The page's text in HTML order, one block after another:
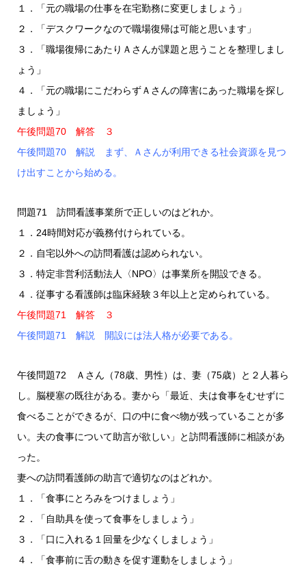
１．「元の職場の仕事を在宅勤務に変更しましょう」
２．「デスクワークなので職場復帰は可能と思います」
３．「職場復帰にあたりＡさんが課題と思うことを整理しまし
ょう」
４．「元の職場にこだわらずＡさんの障害にあった職場を探し
ましょう」
午後問題70 解答 ３
午後問題70 解説 まず、Ａさんが利用できる社会資源を見つ
け出すことから始める。
問題71 訪問看護事業所で正しいのはどれか。
１．24時間対応が義務付けられている。
２．自宅以外への訪問看護は認められない。
３．特定非営利活動法人〈NPO〉は事業所を開設できる。
４．従事する看護師は臨床経験３年以上と定められている。
午後問題71 解答 ３
午後問題71 解説 開設には法人格が必要である。
午後問題72 Ａさん（78歳、男性）は、妻（75歳）と２人暮ら
し。脳梗塞の既往がある。妻から「最近、夫は食事をむせずに
食べることができるが、口の中に食べ物が残っていることが多
い。夫の食事について助言が欲しい」と訪問看護師に相談があ
った。
妻への訪問看護師の助言で適切なのはどれか。
１．「食事にとろみをつけましょう」
２．「自助具を使って食事をしましょう」
３．「口に入れる１回量を少なくしましょう」
４．「食事前に舌の動きを促す運動をしましょう」